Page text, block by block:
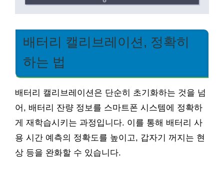
배터리 캘리브레이션, 정확히
하는 법
배터리 캘리브레이션은 단순히 초기화하는 것을 넘
어, 배터리 잔량 정보를 스마트폰 시스템에 정확하
게 재학습시키는 과정입니다. 이를 통해 배터리 사
용 시간 예측의 정확도를 높이고, 갑자기 꺼지는 현
상 등을 완화할 수 있습니다.